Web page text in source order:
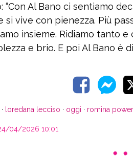
“Con Al Bano ci sentiamo
si vive con pienezza. Più
insieme. Ridiamo tanto
e brio. E poi Al Bano è di
· loredana lecciso · oggi · romina power
04/2026 10:01